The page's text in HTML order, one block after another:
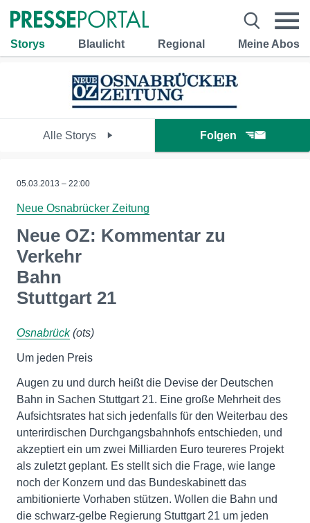
Storys Blaulicht Regional Meine Abos
Alle Storys Folgen
05.03.2013 – 22:00
Neue Osnabrücker Zeitung
Neue OZ: Kommentar zu
Verkehr
Bahn
Stuttgart 21
Osnabrück(ots)
Um jeden Preis
Augen zu und durch heißt die Devise der Deutschen
Bahn in Sachen Stuttgart 21. Eine große Mehrheit des
Aufsichtsrates hat sich jedenfalls für den Weiterbau des
unterirdischen Durchgangsbahnhofs entschieden, und
akzeptiert ein um zwei Milliarden Euro teureres Projekt
als zuletzt geplant. Es stellt sich die Frage, wie lange
noch der Konzern und das Bundeskabinett das
ambitionierte Vorhaben stützen. Wollen die Bahn und
die schwarz-gelbe Regierung Stuttgart 21 um jeden